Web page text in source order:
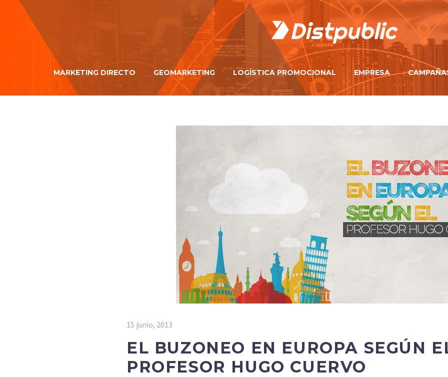
MARKETING DIRECTO GEOMARKETING LOGÍSTICA PROMOCIONAL EMPRESA
15 junio, 2013
EL BUZONEO EN EUROPA SEGÚN
PROFESOR HUGO CUERVO